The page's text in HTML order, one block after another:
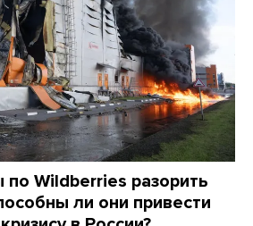
Wildberries разорить
ли они привести